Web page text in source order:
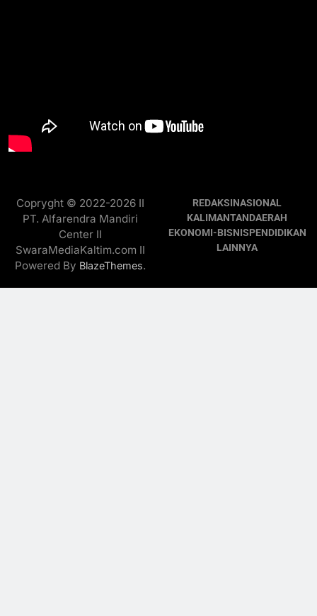
Copryght © 2022-2026 II
PT. Alfarendra Mandiri
Center II
SwaraMediaKaltim.com II
Powered By BlazeThemes.
REDAKSINASIONAL
KALIMANTANDAERAH
EKONOMI-BISNISPENDIDIKAN
LAINNYA